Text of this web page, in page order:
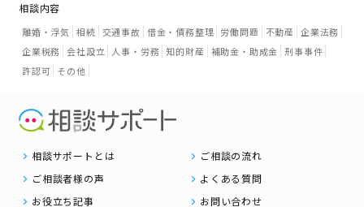
相談内容
離婚・浮気 相続 交通事故 借金・債務整理 労働問題 不動産 企業法務
企業税務 会社設立 人事・労務 知的財産 補助金・助成金 刑事事件
許認可 その他
相談サポートとは
ご相談の流れ
ご相談者様の声
よくある質問
お役立ち記事
お問い合わせ